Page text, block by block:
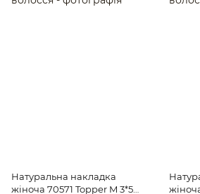
Натуральна накладка
жіноча 70571 Topper M 3*5